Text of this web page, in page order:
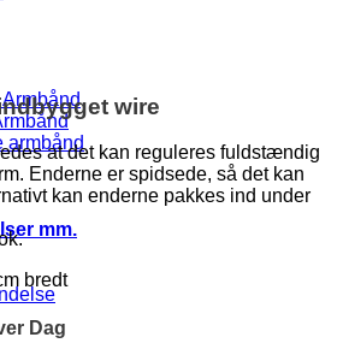
armbånd
mm.
wire
at det kan reguleres fuldstændig
Enderne er spidsede, så det kan
kan enderne pakkes ind under
bredt
Dag